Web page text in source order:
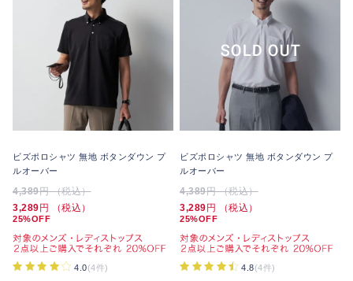
ビズポロシャツ 無地 ボタンダウン プ
ルオーバー
4,389円 （税込）
3,289円 （税込）
25%OFF
4.0(4件)
ビズポロシャツ 無地 ボタンダウン プ
ルオーバー
4,389円 （税込）
3,289円 （税込）
25%OFF
4.8(4件)